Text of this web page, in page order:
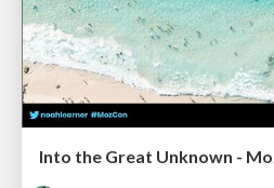
Into the Great Unknown -